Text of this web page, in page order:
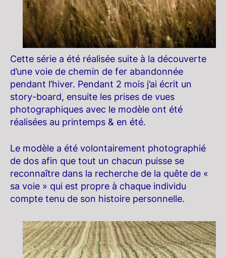
Cette série a été réalisée suite à la découverte
d’une voie de chemin de fer abandonnée
pendant l’hiver. Pendant 2 mois j’ai écrit un
story-board, ensuite les prises de vues
photographiques avec le modèle ont été
réalisées au printemps & en été.
Le modèle a été volontairement photographié
de dos afin que tout un chacun puisse se
reconnaître dans la recherche de la quête de «
sa voie » qui est propre à chaque individu
compte tenu de son histoire personnelle.